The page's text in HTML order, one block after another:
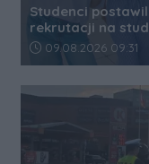
Studenci
rekrutacji na
Data dodania
09.08.2026 09:31